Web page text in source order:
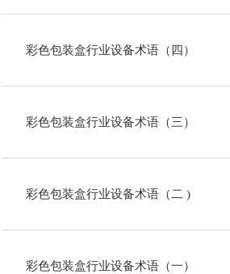
彩色包装盒行业设备术语（四）
彩色包装盒行业设备术语（三）
彩色包装盒行业设备术语（二 )
彩色包装盒行业设备术语（一）